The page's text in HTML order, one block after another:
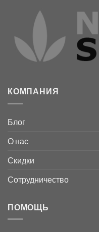
выбрать
на
странице
товара.
КОМПАНИЯ
Блог
О нас
Скидки
Сотрудничество
ПОМОЩЬ